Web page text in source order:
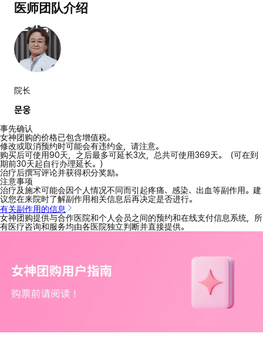
医师团队介绍
院长
문웅
事先确认
女神团购的价格已包含增值税。
修改或取消预约时可能会有违约金，请注意。
购买后可使用90天，之后最多可延长3次，总共可使用369天。（可在到
期前30天起自行办理延长。）
治疗后撰写评论并获得积分奖励。
注意事项
治疗及施术可能会因个人情况不同而引起疼痛、感染、出血等副作用。建
议您在来院时了解副作用相关信息后再决定是否进行。
有关副作用的信息
女神团购提供与合作医院和个人会员之间的预约和在线支付信息系统，所
有医疗咨询和服务均由各医院独立判断并直接提供。